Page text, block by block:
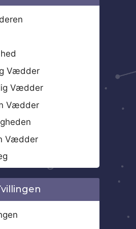
Vædder
Vædder
Vædder
Vædder